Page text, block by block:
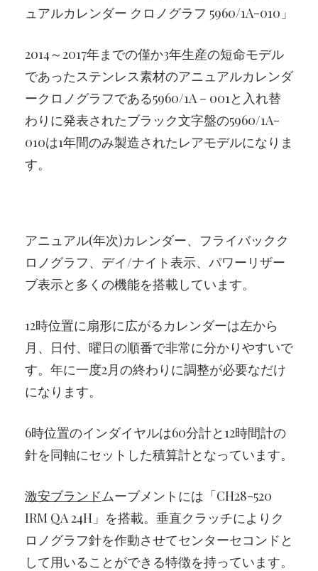
ュアルカレンダー クロノグラフ 5960/1A-010」
2014～2017年までの僅か3年生産の短命モデル
であったステンレス素材のアニュアルカレンダ
ークロノグラフである5960/1A－001と入れ替
わりに発表されたブラック文字盤の5960/1A-
010は1年間のみ製造されたレアモデルになりま
す。
アニュアル(年次)カレンダー、フライバックク
ロノグラフ、デイ/ナイト表示、パワーリザー
ブ表示と多くの機能を搭載しています。
12時位置に扇形に広がるカレンダーは左から
月、日付、曜日の順番で非常に分かりやすいで
す。年に一度2月の終わりに調整が必要なだけ
になります。
6時位置のインダイヤルは60分計と12時間計の
針を同軸にセットした積算計となっています。
激安ブランドムーブメントには「CH28-520
IRM QA 24H」を搭載。垂直クラッチによりク
ロノグラフ針を作動させてセンターセコンドと
して用いることができる特徴を持っています。